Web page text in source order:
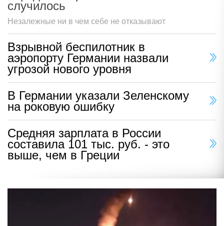
случилось
Незалежные ни в чем себе не отказывают
Взрывной беспилотник в
аэропорту Германии назвали
угрозой нового уровня
В Германии указали Зеленскому
на роковую ошибку
Средняя зарплата в России
составила 101 тыс. руб. - это
выше, чем в Греции